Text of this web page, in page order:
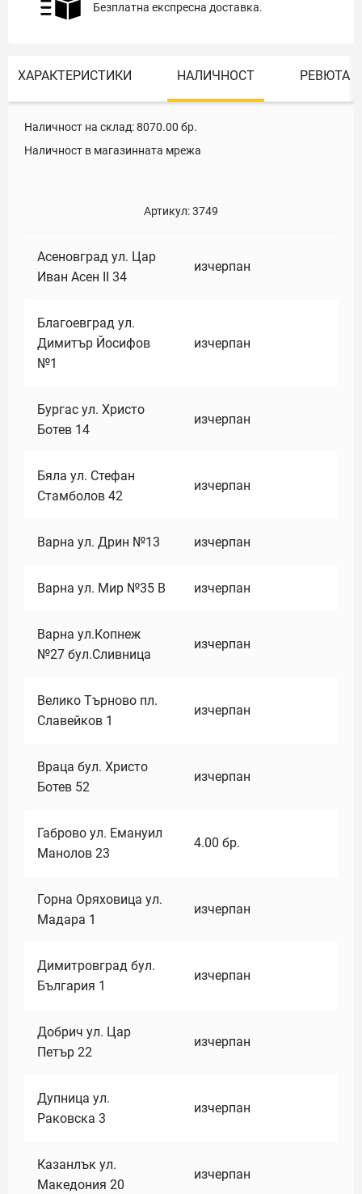
Безплатна експресна доставка.
ХАРАКТЕРИСТИКИ НАЛИЧНОСТ РЕВЮТА
Наличност на склад:8070.00 бр.
Наличност в магазинната мрежа
Артикул:3749
Асеновград ул. Цар
Иван Асен II 34
изчерпан
Благоевград ул.
Димитър Йосифов
№1
изчерпан
Бургас ул. Христо
Ботев 14
изчерпан
Бяла ул. Стефан
Стамболов 42
изчерпан
Варна ул. Дрин №13 изчерпан
Варна ул. Мир №35 В изчерпан
Варна ул.Копнеж
№27 бул.Сливница
изчерпан
Велико Търново пл.
Славейков 1
изчерпан
Враца бул. Христо
Ботев 52
изчерпан
Габрово ул. Емануил
Манолов 23
4.00 бр.
Горна Оряховица ул.
Мадара 1
изчерпан
Димитровград бул.
България 1
изчерпан
Добрич ул. Цар
Петър 22
изчерпан
Дупница ул.
Раковска 3
изчерпан
Казанлък ул.
Македония 20
изчерпан